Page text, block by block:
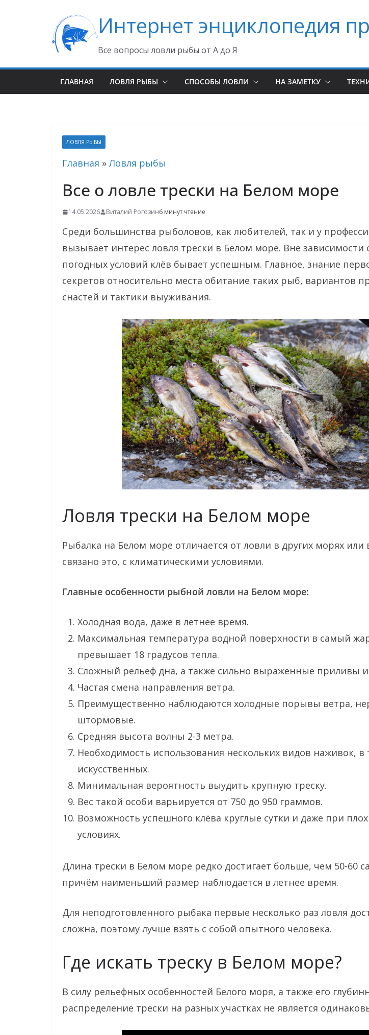
содержимому
Интернет энциклопедия
Все вопросы ловли рыбы от А до Я
ГЛАВНАЯ ЛОВЛЯ РЫБЫ СПОСОБЫ ЛОВЛИ НА ЗАМЕТКУ
ЛОВЛЯ РЫБЫ
Главная »Ловля рыбы
Все о ловле трески на Белом море
14.05.2026 Виталий Рогозин6 минут чтение
Среди большинства рыболовов, как любителей, так и у
вызывает интерес ловля трески в Белом море. Вне зависимости
погодных условий клёв бывает успешным. Главное, знание
секретов относительно места обитание таких рыб, вариантов
снастей и тактики выуживания.
Ловля трески на Белом море
Рыбалка на Белом море отличается от ловли в других морях или
связано это, с климатическими условиями.
Главные особенности рыбной ловли на Белом море:
Холодная вода, даже в летнее время.
Максимальная температура водной поверхности в самый
превышает 18 градусов тепла.
Сложный рельеф дна, а также сильно выраженные приливы
Частая смена направления ветра.
Преимущественно наблюдаются холодные порывы ветра,
штормовые.
Средняя высота волны 2-3 метра.
Необходимость использования нескольких видов наживок, в
искусственных.
Минимальная вероятность выудить крупную треску.
Вес такой особи варьируется от 750 до 950 граммов.
Возможность успешного клёва круглые сутки и даже при
условиях.
Длина трески в Белом море редко достигает больше, чем 50-60
причём наименьший размер наблюдается в летнее время.
Для неподготовленного рыбака первые несколько раз ловля
сложна, поэтому лучше взять с собой опытного человека.
Где искать треску в Белом море?
В силу рельефных особенностей Белого моря, а также его
распределение трески на разных участках не является